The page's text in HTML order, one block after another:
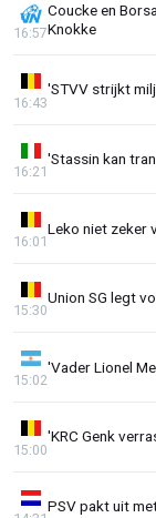
Coucke en
Knokke
16:57
'STVV strijkt
16:43
'Stassin kan
16:21
Leko niet zeker
16:01
Union SG legt
15:30
'Vader Lionel
15:02
'KRC Genk
15:00
PSV pakt uit